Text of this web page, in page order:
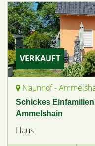
VERKAUFT
Naunhof -
Schickes
Ammelshain
Haus